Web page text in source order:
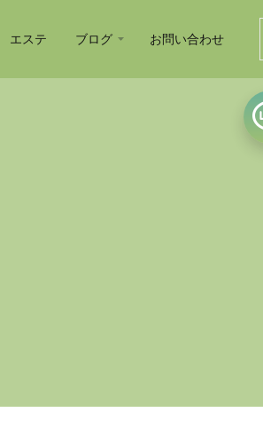
エステ ブログ お問い合わせ